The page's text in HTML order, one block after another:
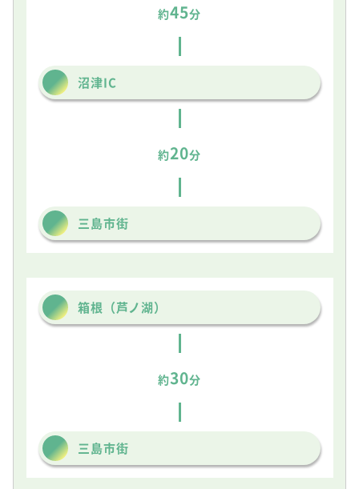
約45分
沼津IC
約20分
三島市街
箱根（芦ノ湖）
約30分
三島市街